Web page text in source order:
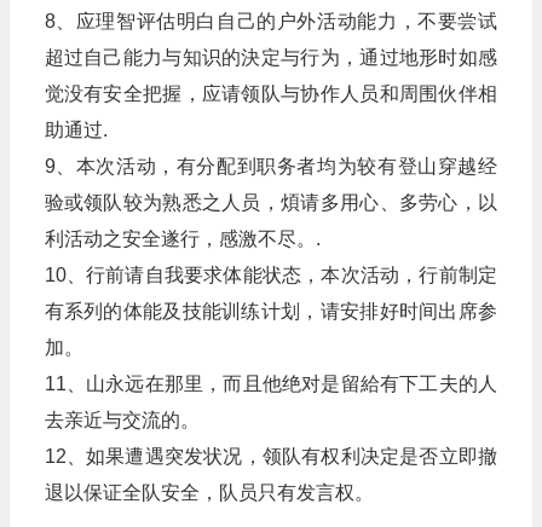
8、应理智评估明白自己的户外活动能力，不要尝试
超过自己能力与知识的決定与行为，通过地形时如感
觉没有安全把握，应请领队与协作人员和周围伙伴相
助通过.
9、本次活动，有分配到职务者均为较有登山穿越经
验或领队较为熟悉之人员，煩请多用心、多劳心，以
利活动之安全遂行，感激不尽。.
10、行前请自我要求体能状态，本次活动，行前制定
有系列的体能及技能训练计划，请安排好时间出席参
加。
11、山永远在那里，而且他绝对是留給有下工夫的人
去亲近与交流的。
12、如果遭遇突发状况，领队有权利决定是否立即撤
退以保证全队安全，队员只有发言权。